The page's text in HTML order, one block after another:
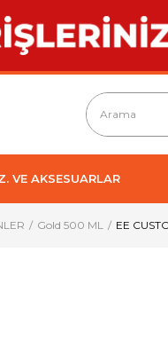
VE AKSESUARLAR
Gold 500 ML EE